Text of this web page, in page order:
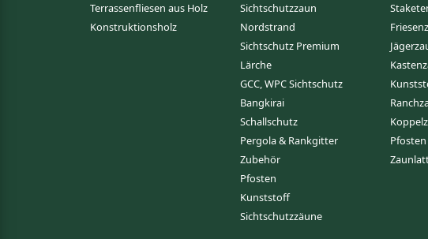
Terrassenfliesen aus Holz
Konstruktionsholz
Sichtschutzzaun
Nordstrand
Sichtschutz Premium
Lärche
GCC, WPC Sichtschutz
Bangkirai
Schallschutz
Pergola & Rankgitter
Zubehör
Pfosten
Kunststoff
Sichtschutzzäune
Pfosten